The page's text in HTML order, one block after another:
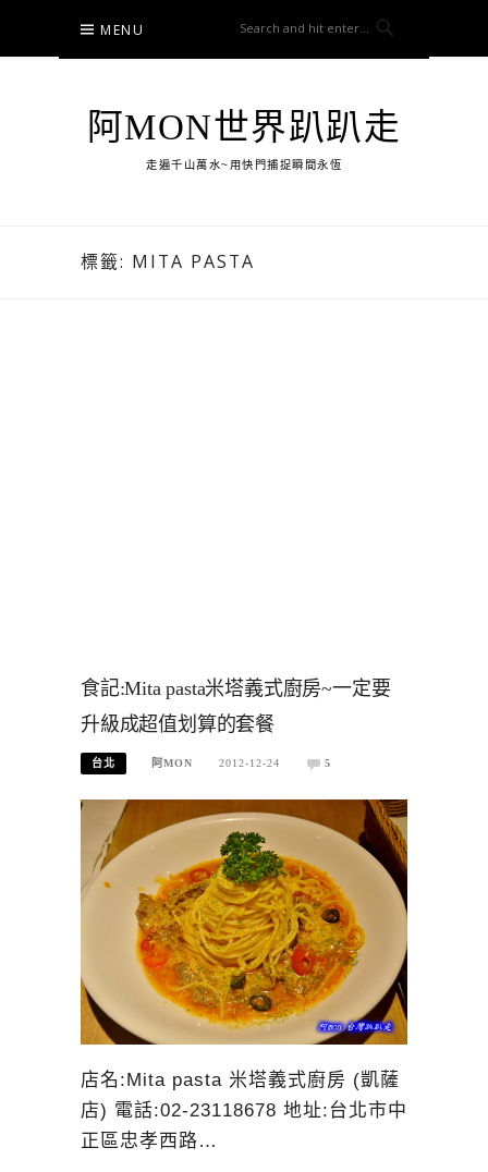
content
MENU
阿MON世界趴趴走
走遍千山萬水~用快門捕捉瞬間永恆
標籤: MITA PASTA
食記:Mita pasta米塔義式廚房~一定要
升級成超值划算的套餐
台北 阿MON 2012-12-24 5
店名:Mita pasta 米塔義式廚房 (凱薩
店) 電話:02-23118678 地址:台北市中
正區忠孝西路…